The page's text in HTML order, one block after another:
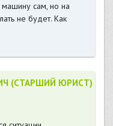
машину сам, но на
не будет. Как
(СТАРШИЙ ЮРИСТ)